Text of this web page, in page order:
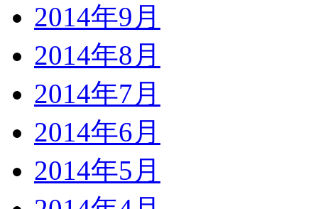
2014年9月
2014年8月
2014年7月
2014年6月
2014年5月